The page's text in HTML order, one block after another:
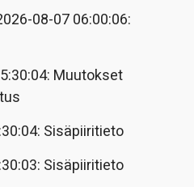
08-07 06:00:06:
Muutokset
Sisäpiiritieto
Sisäpiiritieto